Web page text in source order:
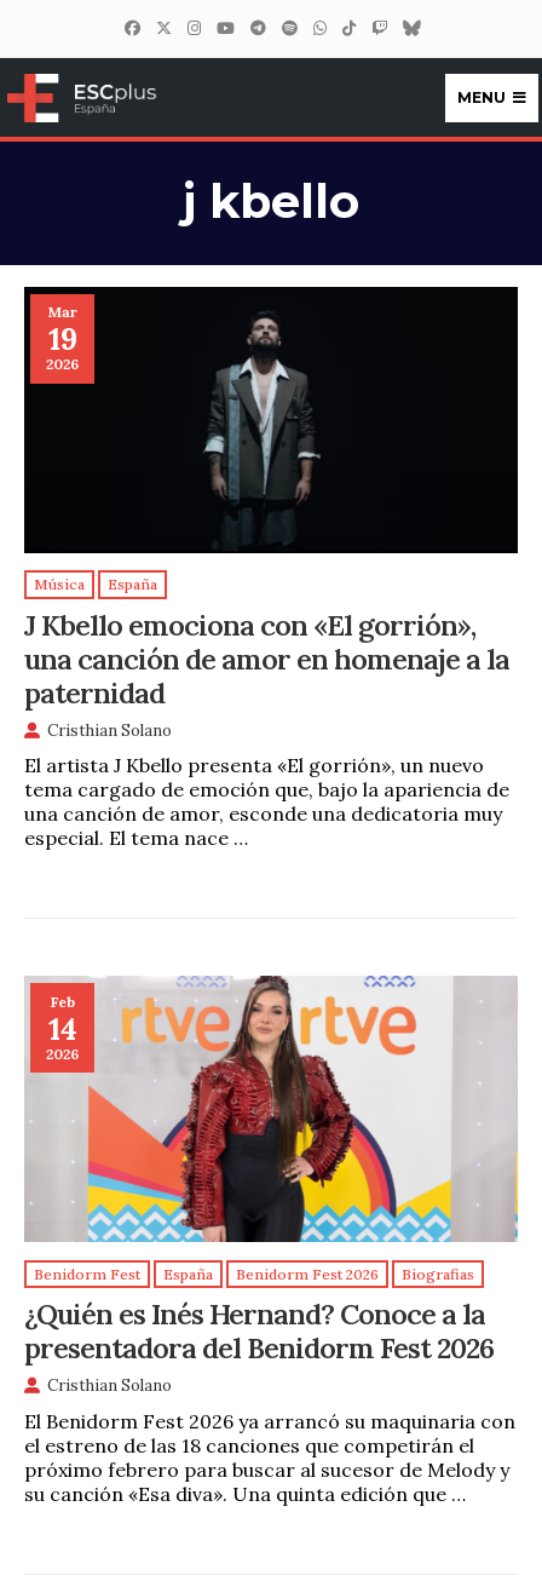
ESCplus España
MENU
j kbello
Mar
19
2026
Música España
J Kbello emociona con «El gorrión»,
una canción de amor en homenaje a la
paternidad
Cristhian Solano
El artista J Kbello presenta «El gorrión», un nuevo
tema cargado de emoción que, bajo la apariencia de
una canción de amor, esconde una dedicatoria muy
especial. El tema nace …
Feb
14
2026
Benidorm Fest España Benidorm Fest 2026 Biografias
¿Quién es Inés Hernand? Conoce a la
presentadora del Benidorm Fest 2026
Cristhian Solano
El Benidorm Fest 2026 ya arrancó su maquinaria con
el estreno de las 18 canciones que competirán el
próximo febrero para buscar al sucesor de Melody y
su canción «Esa diva». Una quinta edición que …